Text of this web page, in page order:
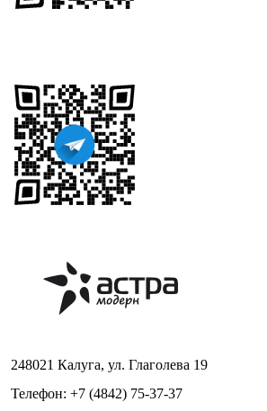
248021 Калуга, ул. Глаголева 19
Телефон: +7 (4842) 75-37-37